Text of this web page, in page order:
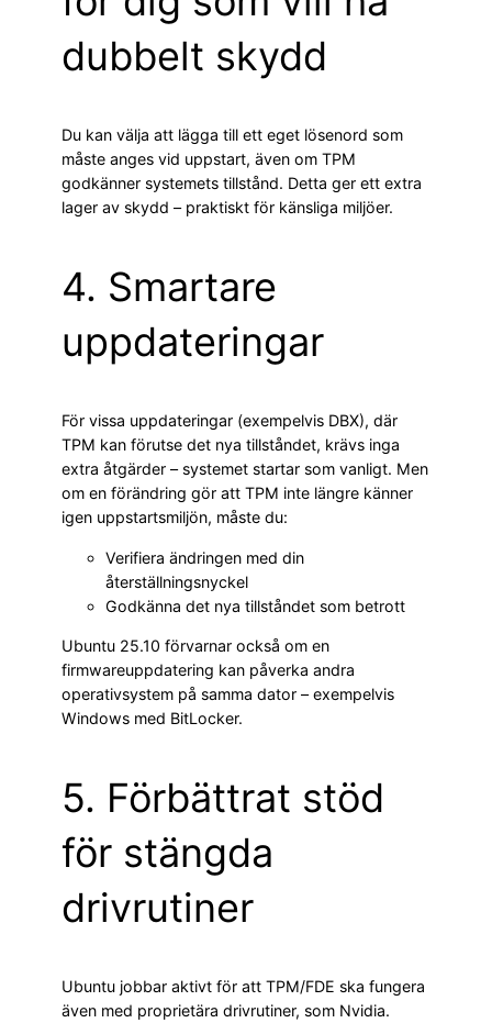
dubbelt skydd
Du kan välja att lägga till ett eget lösenord som
måste anges vid uppstart, även om TPM
godkänner systemets tillstånd. Detta ger ett extra
lager av skydd – praktiskt för känsliga miljöer.
4. Smartare
uppdateringar
För vissa uppdateringar (exempelvis DBX), där
TPM kan förutse det nya tillståndet, krävs inga
extra åtgärder – systemet startar som vanligt. Men
om en förändring gör att TPM inte längre känner
igen uppstartsmiljön, måste du:
Verifiera ändringen med din
återställningsnyckel
Godkänna det nya tillståndet som betrott
Ubuntu 25.10 förvarnar också om en
firmwareuppdatering kan påverka andra
operativsystem på samma dator – exempelvis
Windows med BitLocker.
5. Förbättrat stöd
för stängda
drivrutiner
Ubuntu jobbar aktivt för att TPM/FDE ska fungera
även med proprietära drivrutiner, som Nvidia.